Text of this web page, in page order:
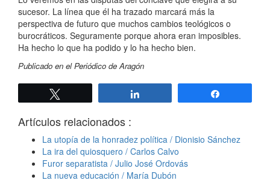
sucesor. La línea que él ha trazado marcará más la
perspectiva de futuro que muchos cambios teológicos o
burocráticos. Seguramente porque ahora eran imposibles.
Ha hecho lo que ha podido y lo ha hecho bien.
Publicado en el Periódico de Aragón
Artículos relacionados :
La utopía de la honradez política / Dionisio Sánchez
La ira del quiosquero / Carlos Calvo
Furor separatista / Julio José Ordovás
La nueva educación / María Dubón